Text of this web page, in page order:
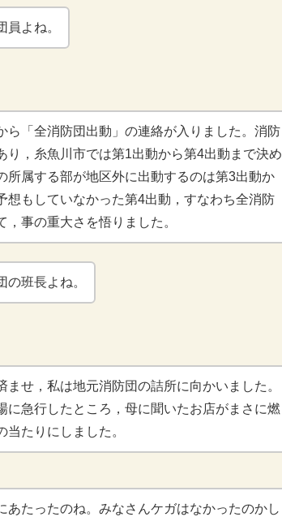
員よね。
ら「全消防団出動」の連絡が入りました。消防
り，糸魚川市では第1出動から第4出動まで決め
所属する部が地区外に出動するのは第3出動か
想もしていなかった第4出動，すなわち全消防
，事の重大さを悟りました。
の班長よね。
ませ，私は地元消防団の詰所に向かいました。
に急行したところ，母に聞いたお店がまさに燃
当たりにしました。
あたったのね。みなさんケガはなかったのかし